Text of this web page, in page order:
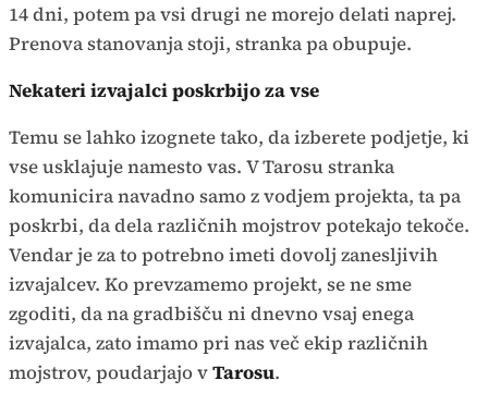
14 dni, potem pa vsi drugi ne morejo delati naprej.
Prenova stanovanja stoji, stranka pa obupuje.
Nekateri izvajalci poskrbijo za vse
Temu se lahko izognete tako, da izberete podjetje, ki
vse usklajuje namesto vas. V Tarosu stranka
komunicira navadno samo z vodjem projekta, ta pa
poskrbi, da dela različnih mojstrov potekajo tekoče.
Vendar je za to potrebno imeti dovolj zanesljivih
izvajalcev. Ko prevzamemo projekt, se ne sme
zgoditi, da na gradbišču ni dnevno vsaj enega
izvajalca, zato imamo pri nas več ekip različnih
mojstrov, poudarjajo vTarosu.